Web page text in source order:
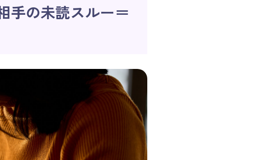
手の未読スルー＝